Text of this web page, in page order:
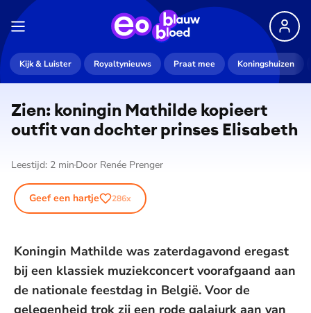
Kijk & Luister Royaltynieuws Praat mee Koningshuizen
Zien: koningin Mathilde kopieert
outfit van dochter prinses Elisabeth
Leestijd: 2 min Door Renée Prenger
Geef een hartje 286x
Koningin Mathilde was zaterdagavond eregast
bij een klassiek muziekconcert voorafgaand aan
de nationale feestdag in België. Voor de
gelegenheid trok zij een rode galajurk aan van